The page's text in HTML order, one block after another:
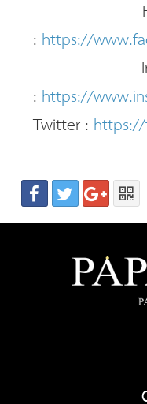
: https://
: https://
Twitter :